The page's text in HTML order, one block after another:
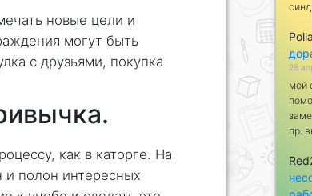
новые цели и
могут быть
с друзьями, покупка
как в каторге. На
и полон интересных
28
мой
пр.